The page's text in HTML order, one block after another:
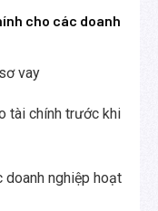
cho các doanh
vay
tài chính trước khi
doanh nghiệp hoạt